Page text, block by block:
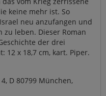
keine mehr ist. So
neu anzufangen und
leben. Dieser Roman
der drei
12 x 18,7 cm, kart. Piper.
D 80799 München,